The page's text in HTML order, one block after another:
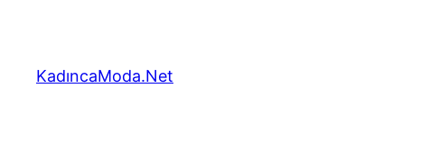
KadıncaModa.Net